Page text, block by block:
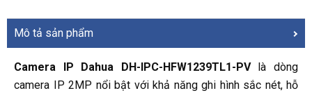
Mô tả sản phẩm
Camera IP Dahua DH-IPC-HFW1239TL1-PV
là dòng
camera IP 2MP nổi bật với khả năng ghi hình sắc nét, hỗ